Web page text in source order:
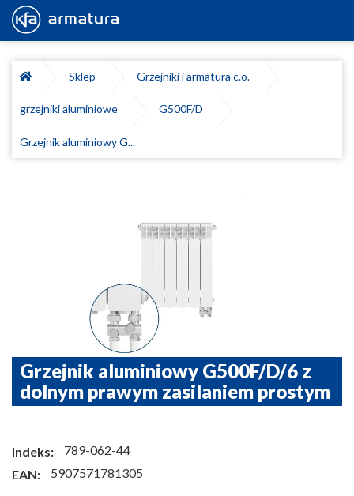
Sklep Grzejniki i armatura c.o.
grzejniki aluminiowe G500F/D
Grzejnik aluminiowy G...
Grzejnik aluminiowy G500F/D/6 z
dolnym prawym zasilaniem prostym
Indeks:
789-062-44
EAN:
5907571781305